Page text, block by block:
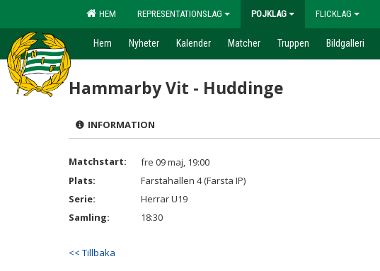
HEM REPRESENTATIONSLAG POJKLAG FLICKLAG
Hem Nyheter Kalender Matcher Truppen Bildgalleri
Hammarby Vit - Huddinge
INFORMATION
Matchstart:
fre 09 maj, 19:00
Plats:
Farstahallen 4 (Farsta IP)
Serie:
Herrar U19
Samling:
18:30
<< Tillbaka